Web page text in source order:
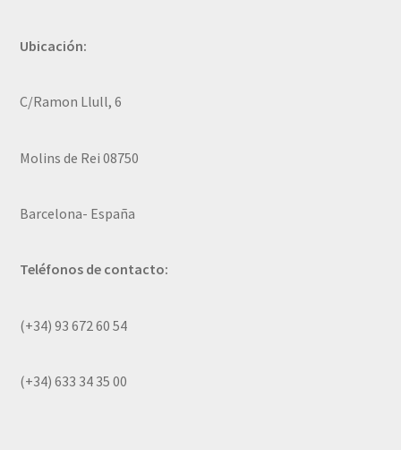
Ubicación:
C/Ramon Llull, 6
Molins de Rei 08750
Barcelona- España
Teléfonos de contacto:
(+34) 93 672 60 54
(+34) 633 34 35 00